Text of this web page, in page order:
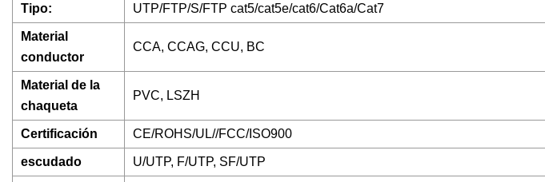
Tipo: UTP/FTP/S/FTP cat5/cat5e/cat6/Cat6a/Cat7
Material
conductor
CCA, CCAG, CCU, BC
Material de la
chaqueta
PVC, LSZH
Certificación CE/ROHS/UL//FCC/ISO900
escudado U/UTP, F/UTP, SF/UTP